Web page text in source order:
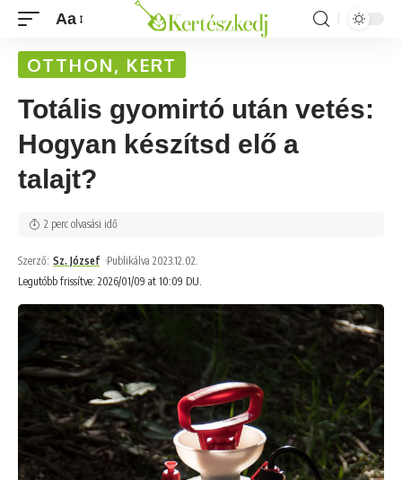
Aa
OTTHON, KERT
Totális gyomirtó után vetés:
Hogyan készítsd elő a
talajt?
Legutóbb frissítve: 2026/01/09 at 10:09 DU.
Szerző: Sz. József Publikálva 2023.12.02.
2 perc olvasási idő